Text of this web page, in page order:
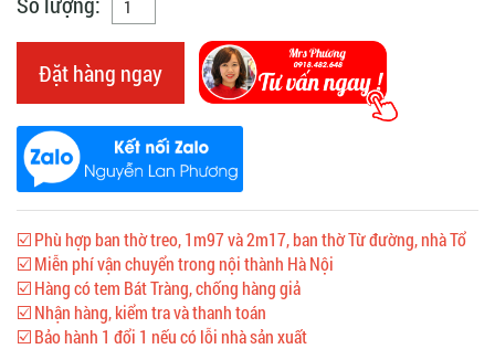
Đặt hàng ngay
☑️ Phù hợp ban thờ treo, 1m97 và 2m17, ban thờ Từ đường, nhà Tổ
☑️ Miễn phí vận chuyển trong nội thành Hà Nội
☑️ Hàng có tem Bát Tràng, chống hàng giả
☑️ Nhận hàng, kiểm tra và thanh toán
☑️ Bảo hành 1 đổi 1 nếu có lỗi nhà sản xuất